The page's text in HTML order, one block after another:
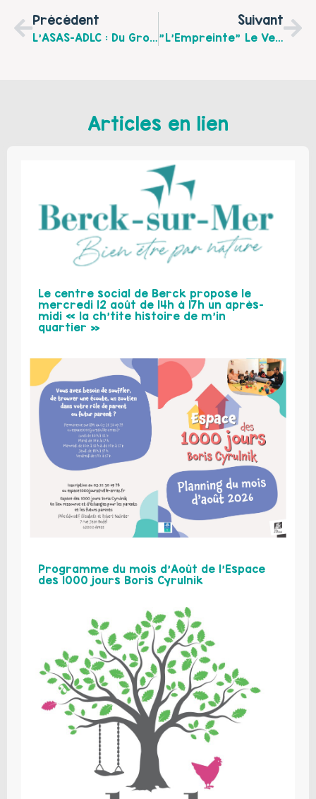
Précédent
L’ASAS-ADLC : Du Groupe De Parents D’élèves À L’Espace De Vie Sociale
Suivant
"L'Empreinte" Le Vendredi 31 Janvier À 20h30 À La Salle Des Fêtes De Laventie
Articles en lien
Le centre social de Berck propose le
mercredi 12 août de 14h à 17h un après-
midi « la ch’tite histoire de m’in
quartier »
Programme du mois d’Août de l’Espace
des 1000 jours Boris Cyrulnik